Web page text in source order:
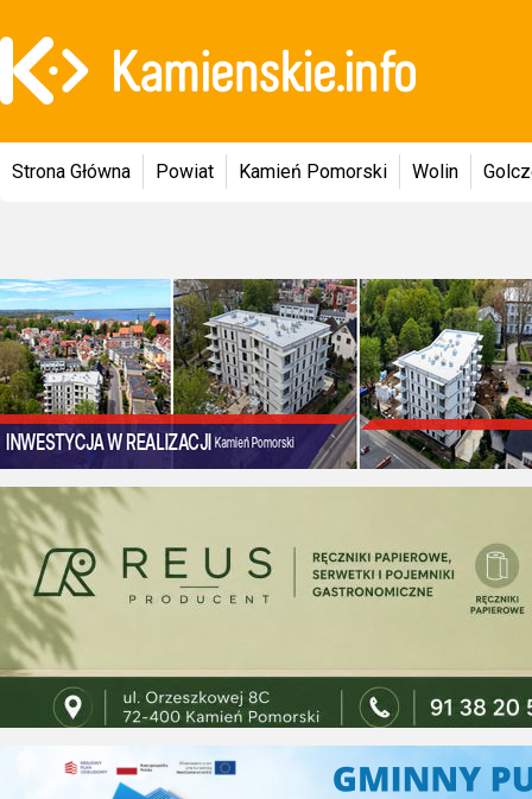
Strona Główna Powiat Kamień Pomorski Wolin